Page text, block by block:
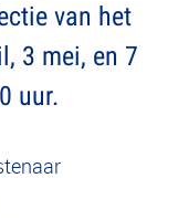
van het
3 mei, en 7
uur.